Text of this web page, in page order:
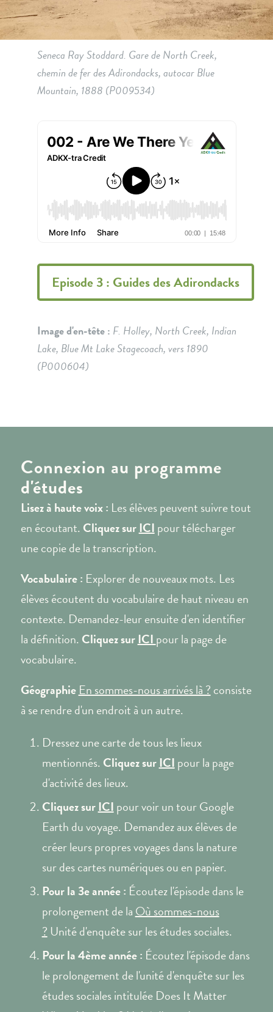
Seneca Ray Stoddard. Gare de North Creek,
chemin de fer des Adirondacks, autocar Blue
Mountain, 1888 (P009534)
Episode 3 : Guides des Adirondacks
Image d'en-tête : F. Holley, North Creek, Indian
Lake, Blue Mt Lake Stagecoach, vers 1890
(P000604)
Connexion au programme
d'études
Lisez à haute voix : Les élèves peuvent suivre tout
en écoutant. Cliquez surICIpour télécharger
une copie de la transcription.
Vocabulaire : Explorer de nouveaux mots. Les
élèves écoutent du vocabulaire de haut niveau en
contexte. Demandez-leur ensuite d'en identifier
la définition. Cliquez surICIpour la page de
vocabulaire.
GéographieEn sommes-nous arrivés là ?consiste
à se rendre d'un endroit à un autre.
Dressez une carte de tous les lieux
mentionnés. Cliquez surICIpour la page
d'activité des lieux.
Cliquez surICIpour voir un tour Google
Earth du voyage. Demandez aux élèves de
créer leurs propres voyages dans la nature
sur des cartes numériques ou en papier.
Pour la 3e année : Écoutez l'épisode dans le
prolongement de laOù sommes-nous
?Unité d'enquête sur les études sociales.
Pour la 4ème année : Écoutez l'épisode dans
le prolongement de l'unité d'enquête sur les
études sociales intitulée Does It Matter